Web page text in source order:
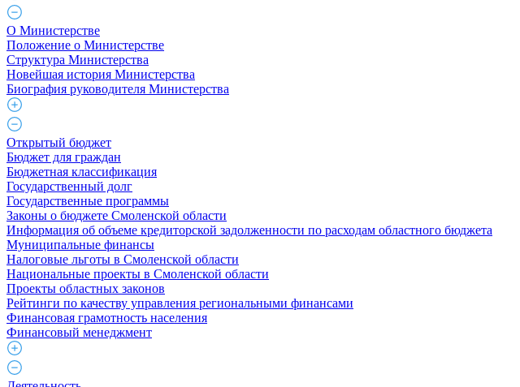
О Министерстве
Положение о Министерстве
Структура Министерства
Новейшая история Министерства
Биография руководителя Министерства
Открытый бюджет
Бюджет для граждан
Бюджетная классификация
Государственный долг
Государственные программы
Законы о бюджете Смоленской области
Информация об объеме кредиторской задолженности по расходам областного бюджета
Муниципальные финансы
Налоговые льготы в Смоленской области
Национальные проекты в Смоленской области
Проекты областных законов
Рейтинги по качеству управления региональными финансами
Финансовая грамотность населения
Финансовый менеджмент